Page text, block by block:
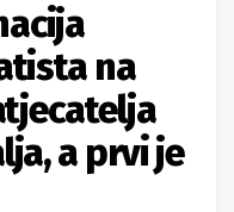
na
a prvi je